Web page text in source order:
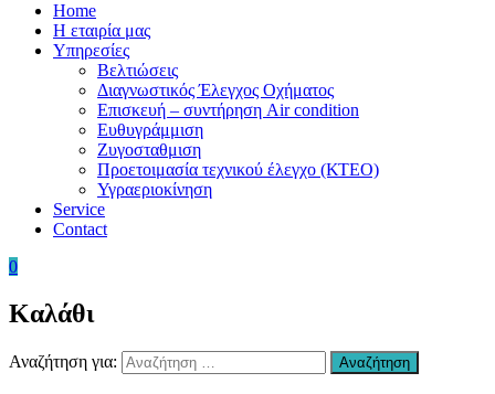
Braoudakis
Συνεργείο
Αυτοκινήτων
Ευθυγράμμιση
Ζυγοσταθμιση
–
Αυτοκινήτων
Χανιά
Επισκευή
Home
Η εταιρία μας
Υπηρεσίες
Βελτιώσεις
Διαγνωστικός Έλεγχος Οχήματος
Επισκευή – συντήρηση Air condition
Ευθυγράμμιση
Ζυγοσταθμιση
Προετοιμασία τεχνικού έλεγχο (ΚΤΕΟ)
Υγραεριοκίνηση
Service
Contact
0
Καλάθι
Αναζήτηση για: Αναζήτηση